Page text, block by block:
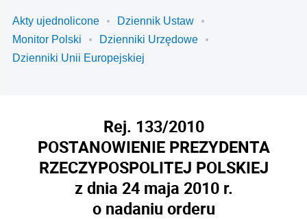
Akty ujednolicone
Dziennik Ustaw
Monitor Polski
Dzienniki Urzędowe
Dzienniki Unii Europejskiej
Rej. 133/2010
POSTANOWIENIE PREZYDENTA
RZECZYPOSPOLITEJ POLSKIEJ
z dnia 24 maja 2010 r.
o nadaniu orderu